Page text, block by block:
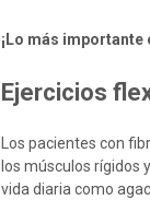
¡Lo más
Ejercicios
Los pacientes con
los músculos rígidos
vida diaria como